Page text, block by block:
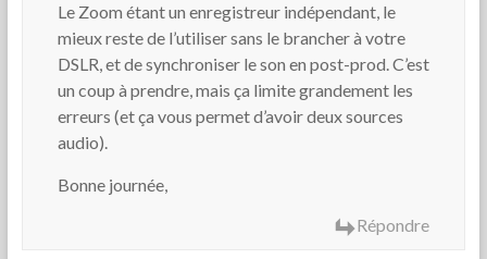
Le Zoom étant un enregistreur indépendant, le
mieux reste de l’utiliser sans le brancher à votre
DSLR, et de synchroniser le son en post-prod. C’est
un coup à prendre, mais ça limite grandement les
erreurs (et ça vous permet d’avoir deux sources
audio).
Bonne journée,
Répondre